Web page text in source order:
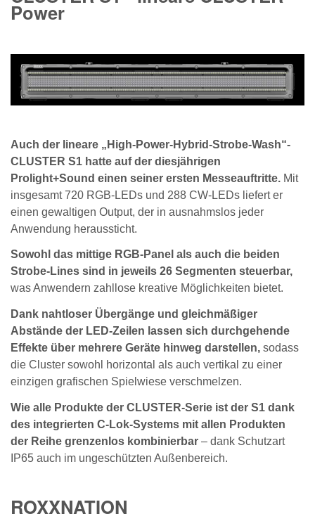
Power
Auch der lineare „High-Power-Hybrid-Strobe-Wash“-
CLUSTER S1 hatte auf der diesjährigen
Prolight+Sound einen seiner ersten Messeauftritte. Mit
insgesamt 720 RGB-LEDs und 288 CW-LEDs liefert er
einen gewaltigen Output, der in ausnahmslos jeder
Anwendung heraussticht.
Sowohl das mittige RGB-Panel als auch die beiden
Strobe-Lines sind in jeweils 26 Segmenten steuerbar,
was Anwendern zahllose kreative Möglichkeiten bietet.
Dank nahtloser Übergänge und gleichmäßiger
Abstände der LED-Zeilen lassen sich durchgehende
Effekte über mehrere Geräte hinweg darstellen, sodass
die Cluster sowohl horizontal als auch vertikal zu einer
einzigen grafischen Spielwiese verschmelzen.
Wie alle Produkte der CLUSTER-Serie ist der S1 dank
des integrierten C-Lok-Systems mit allen Produkten
der Reihe grenzenlos kombinierbar – dank Schutzart
IP65 auch im ungeschützten Außenbereich.
ROXXNATION